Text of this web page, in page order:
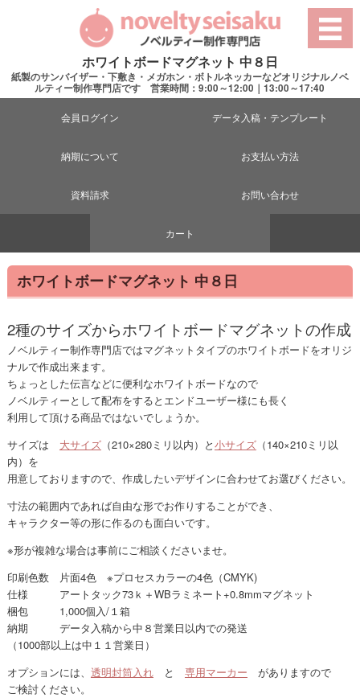
ホワイトボードマグネット 中８日
紙製のサンバイザー・下敷き・メガホン・ボトルネッカーなどオリジナルノベ
ルティー制作専門店です 営業時間：9:00～12:00｜13:00～17:40
会員ログイン データ入稿・テンプレート
納期について お支払い方法
資料請求 お問い合わせ
カート
ホワイトボードマグネット 中８日
2種のサイズからホワイトボードマグネットの作成
ノベルティー制作専門店ではマグネットタイプのホワイトボードをオリジ
ナルで作成出来ます。
ちょっとした伝言などに便利なホワイトボードなので
ノベルティーとして配布をするとエンドユーザー様にも長く
利用して頂ける商品ではないでしょうか。
サイズは 大サイズ（210×280ミリ以内）と小サイズ（140×210ミリ以
内）を
用意しておりますので、作成したいデザインに合わせてお選びください。
寸法の範囲内であれば自由な形でお作りすることができ、
キャラクター等の形に作るのも面白いです。
※形が複雑な場合は事前にご相談くださいませ。
印刷色数 片面4色 ※プロセスカラーの4色（CMYK)
仕様 アートタック73ｋ＋WBラミネート+0.8mmマグネット
梱包 1,000個入/１箱
納期 データ入稿から中８営業日以内での発送
（1000部以上は中１１営業日）
オプションには、 透明封筒入れと 専用マーカー がありますので
ご検討ください。